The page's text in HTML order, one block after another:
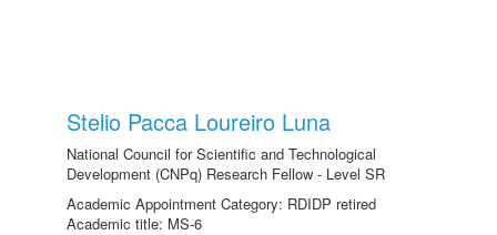
Stelio Pacca Loureiro Luna
National Council for Scientific and Technological
Development (CNPq) Research Fellow - Level SR
Academic Appointment Category: RDIDP retired
Academic title: MS-6